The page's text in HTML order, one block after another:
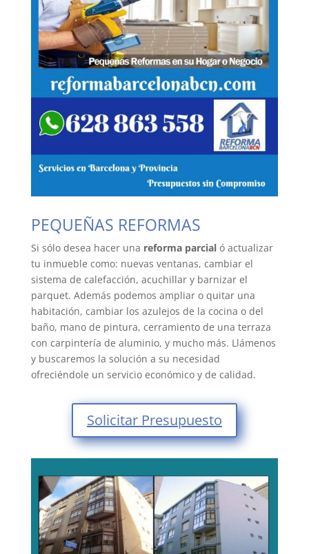
PEQUEÑAS REFORMAS
Si sólo desea hacer una reforma parcial ó actualizar
tu inmueble como: nuevas ventanas, cambiar el
sistema de calefacción, acuchillar y barnizar el
parquet. Además podemos ampliar o quitar una
habitación, cambiar los azulejos de la cocina o del
baño, mano de pintura, cerramiento de una terraza
con carpintería de aluminio, y mucho más. Llámenos
y buscaremos la solución a su necesidad
ofreciéndole un servicio económico y de calidad.
Solicitar Presupuesto